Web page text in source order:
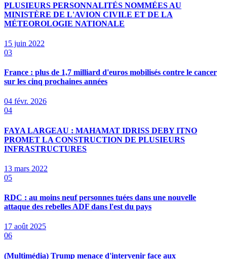
PLUSIEURS PERSONNALITÉS NOMMÉES AU
MINISTÈRE DE L'AVION CIVILE ET DE LA
MÉTEOROLOGIE NATIONALE
15 juin 2022
03
France : plus de 1,7 milliard d'euros mobilisés contre le cancer
sur les cinq prochaines années
04 févr. 2026
04
FAYA LARGEAU : MAHAMAT IDRISS DEBY ITNO
PROMET LA CONSTRUCTION DE PLUSIEURS
INFRASTRUCTURES
13 mars 2022
05
RDC : au moins neuf personnes tuées dans une nouvelle
attaque des rebelles ADF dans l'est du pays
17 août 2025
06
(Multimédia) Trump menace d'intervenir face aux